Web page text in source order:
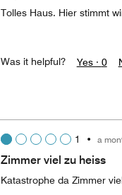
Tolles Haus. Hier stimmt
Was it helpful? Yes · 0
1 • a
Zimmer viel zu heiss
Katastrophe da Zimmer